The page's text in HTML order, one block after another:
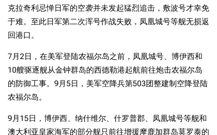
克拉奇利忌惮日军的空袭并未发起猛烈追击，敷波号才幸免
于难。至此日军第二次浑号作战失败，凤凰城号等舰无损返
回港口。
7月2日，在美军登陆农福尔岛之前，凤凰城号、博伊西和
10艘驱逐舰从金钟群岛的西德勒港起航前往炮击农福尔岛
的防御工事。9月5日，美军空降兵第503团整建制空降登陆
农福尔岛。
9月15日，博伊西、纳什维尔、什罗普郡、凤凰城号等舰和
澳大利亚皇家海军的部分舰只前往增援摩鹿加群岛莫罗泰的